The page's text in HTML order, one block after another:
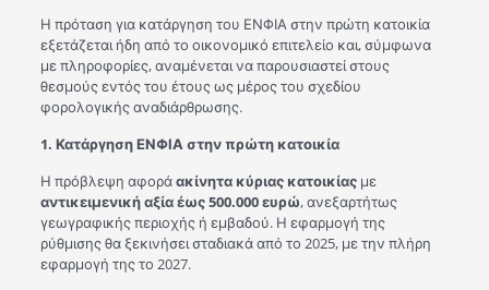
Η πρόταση για κατάργηση του ΕΝΦΙΑ στην πρώτη κατοικία
εξετάζεται ήδη από το οικονομικό επιτελείο και, σύμφωνα
με πληροφορίες, αναμένεται να παρουσιαστεί στους
θεσμούς εντός του έτους ως μέρος του σχεδίου
φορολογικής αναδιάρθρωσης.
1. Κατάργηση ΕΝΦΙΑ στην πρώτη κατοικία
Η πρόβλεψη αφοράακίνητα κύριας κατοικίαςμε
αντικειμενική αξία έως 500.000 ευρώ, ανεξαρτήτως
γεωγραφικής περιοχής ή εμβαδού. Η εφαρμογή της
ρύθμισης θα ξεκινήσει σταδιακά από το 2025, με την πλήρη
εφαρμογή της το 2027.